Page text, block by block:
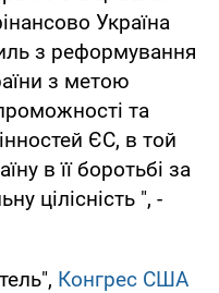
Україна
з реформування
з метою
та
ЄС, в той
в її боротьбі за
цілісність ", -
Конгрес США